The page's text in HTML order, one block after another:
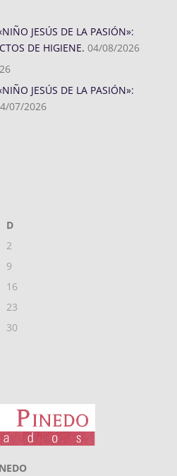
JESÚS DE LA PASIÓN»:
DE HIGIENE. 04/08/2026
JESÚS DE LA PASIÓN»:
07/2026
D
2
9
16
23
30